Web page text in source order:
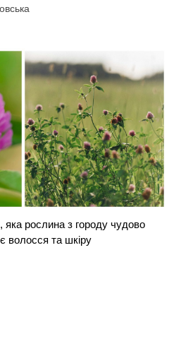
яка рослина з городу чудово
волосся та шкіру